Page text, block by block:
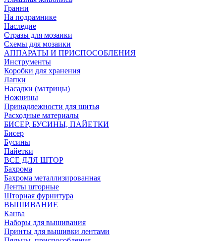
Гранни
На подрамнике
Наследие
Стразы для мозаики
Схемы для мозаики
АППАРАТЫ И ПРИСПОСОБЛЕНИЯ
Инструменты
Коробки для хранения
Лапки
Насадки (матрицы)
Ножницы
Принадлежности для шитья
Расходные материалы
БИСЕР, БУСИНЫ, ПАЙЕТКИ
Бисер
Бусины
Пайетки
ВСЕ ДЛЯ ШТОР
Бахрома
Бахрома металлизированная
Ленты шторные
Шторная фурнитура
ВЫШИВАНИЕ
Канва
Наборы для вышивания
Принты для вышивки лентами